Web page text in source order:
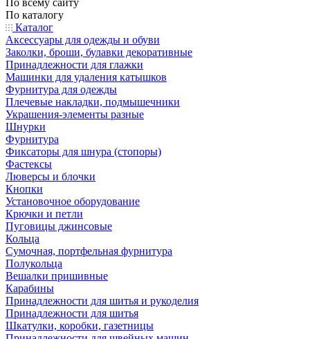
По всему сайту
По каталогу
Каталог
Аксессуары для одежды и обуви
Заколки, броши, булавки декоративные
Принадлежности для глажки
Машинки для удаления катышков
Фурнитура для одежды
Плечевые накладки, подмышечники
Украшения-элементы разные
Шнурки
Фурнитура
Фиксаторы для шнура (стопоры)
Фастексы
Люверсы и блочки
Кнопки
Установочное оборудование
Крючки и петли
Пуговицы джинсовые
Кольца
Сумочная, портфельная фурнитура
Полукольца
Вешалки пришивные
Карабины
Принадлежности для шитья и рукоделия
Принадлежности для шитья
Шкатулки, коробки, газетницы